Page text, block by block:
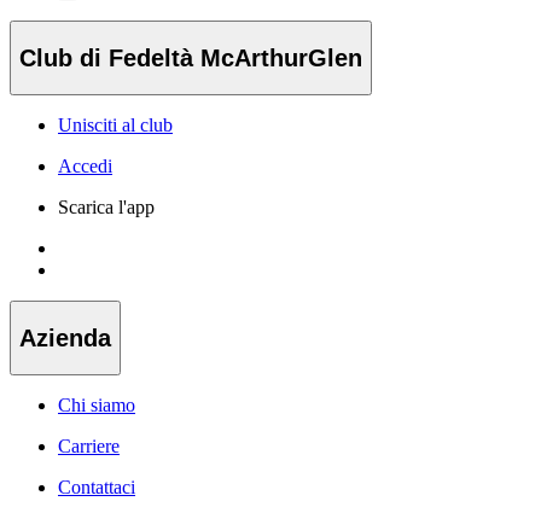
Club di Fedeltà McArthurGlen
Unisciti al club
Accedi
Scarica l'app
Azienda
Chi siamo
Carriere
Contattaci